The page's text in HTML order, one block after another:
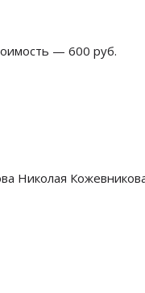
— 600 руб.
Николая